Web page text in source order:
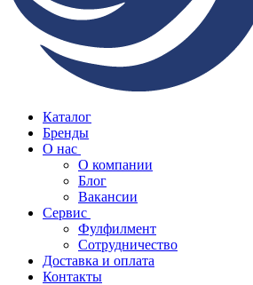
Каталог
Бренды
О нас
О компании
Блог
Вакансии
Сервис
Фулфилмент
Сотрудничество
Доставка и оплата
Контакты